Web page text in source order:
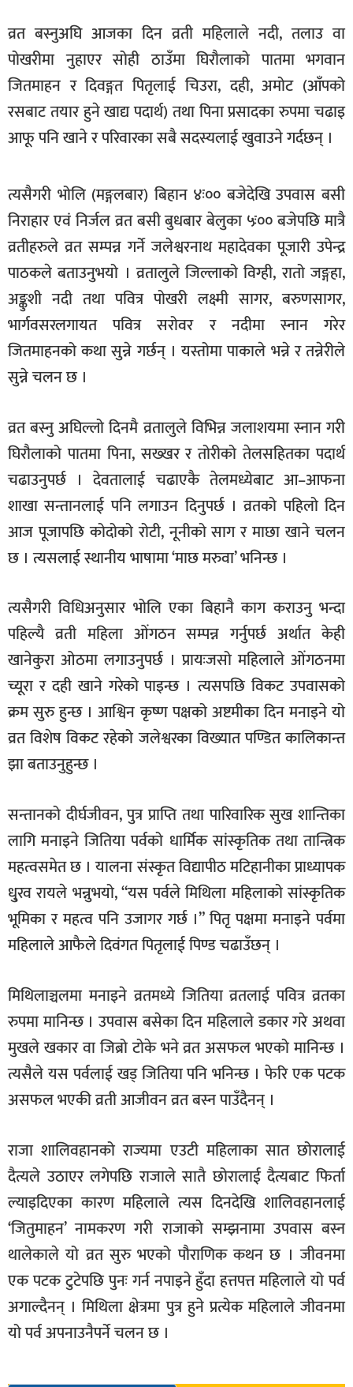
फोटो
भिडियो
शिक्षा
विचार
स्वास्थ्य
व्रत बस्नुअघि आजका दिन व्रती महिलाले नदी, तलाउ वा
पोखरीमा नुहाएर सोही ठाउँमा घिरौलाको पातमा भगवान
जितमाहन र दिवङ्गत पितृलाई चिउरा, दही, अमोट (आँपको
रसबाट तयार हुने खाद्य पदार्थ) तथा पिना प्रसादका रुपमा चढाइ
आफू पनि खाने र परिवारका सबै सदस्यलाई खुवाउने गर्दछन् ।
त्यसैगरी भोलि (मङ्गलबार) बिहान ४ः०० बजेदेखि उपवास बसी
निराहार एवं निर्जल व्रत बसी बुधबार बेलुका ५ः०० बजेपछि मात्रै
व्रतीहरुले व्रत सम्पन्न गर्ने जलेश्वरनाथ महादेवका पूजारी उपेन्द्र
पाठकले बताउनुभयो । व्रतालुले जिल्लाको विग्ही, रातो जङ्गहा,
अङ्कुशी नदी तथा पवित्र पोखरी लक्ष्मी सागर, बरुणसागर,
भार्गवसरलगायत पवित्र सरोवर र नदीमा स्नान गरेर
जितमाहनको कथा सुन्ने गर्छन् । यस्तोमा पाकाले भन्ने र तन्नेरीले
सुन्ने चलन छ ।
व्रत बस्नु अघिल्लो दिनमै व्रतालुले विभिन्न जलाशयमा स्नान गरी
घिरौलाको पातमा पिना, सख्खर र तोरीको तेलसहितका पदार्थ
चढाउनुपर्छ । देवतालाई चढाएकै तेलमध्येबाट आ–आफना
शाखा सन्तानलाई पनि लगाउन दिनुपर्छ । व्रतको पहिलो दिन
आज पूजापछि कोदोको रोटी, नूनीको साग र माछा खाने चलन
छ । त्यसलाई स्थानीय भाषामा ‘माछ मरुवा’ भनिन्छ ।
त्यसैगरी विधिअनुसार भोलि एका बिहानै काग कराउनु भन्दा
पहिल्यै व्रती महिला ओंगठन सम्पन्न गर्नुपर्छ अर्थात केही
खानेकुरा ओठमा लगाउनुपर्छ । प्रायःजसो महिलाले ओंगठनमा
च्यूरा र दही खाने गरेको पाइन्छ । त्यसपछि विकट उपवासको
क्रम सुरु हुन्छ । आश्विन कृष्ण पक्षको अष्टमीका दिन मनाइने यो
व्रत विशेष विकट रहेको जलेश्वरका विख्यात पण्डित कालिकान्त
झा बताउनुहुन्छ ।
सन्तानको दीर्घजीवन, पुत्र प्राप्ति तथा पारिवारिक सुख शान्तिका
लागि मनाइने जितिया पर्वको धार्मिक सांस्कृतिक तथा तान्त्रिक
महत्वसमेत छ । यालना संस्कृत विद्यापीठ मटिहानीका प्राध्यापक
धु्रव रायले भन्नुभयो, “यस पर्वले मिथिला महिलाको सांस्कृतिक
भूमिका र महत्व पनि उजागर गर्छ ।” पितृ पक्षमा मनाइने पर्वमा
महिलाले आफैले दिवंगत पितृलाई पिण्ड चढाउँछन् ।
मिथिलाञ्चलमा मनाइने व्रतमध्ये जितिया व्रतलाई पवित्र व्रतका
रुपमा मानिन्छ । उपवास बसेका दिन महिलाले डकार गरे अथवा
मुखले खकार वा जिब्रो टोके भने व्रत असफल भएको मानिन्छ ।
त्यसैले यस पर्वलाई खड् जितिया पनि भनिन्छ । फेरि एक पटक
असफल भएकी व्रती आजीवन व्रत बस्न पाउँदैनन् ।
राजा शालिवहानको राज्यमा एउटी महिलाका सात छोरालाई
दैत्यले उठाएर लगेपछि राजाले सातै छोरालाई दैत्यबाट फिर्ता
ल्याइदिएका कारण महिलाले त्यस दिनदेखि शालिवहानलाई
‘जितुमाहन’ नामकरण गरी राजाको सम्झनामा उपवास बस्न
थालेकाले यो व्रत सुरु भएको पौराणिक कथन छ । जीवनमा
एक पटक टुटेपछि पुनः गर्न नपाइने हुँदा हत्तपत्त महिलाले यो पर्व
अगाल्दैनन् । मिथिला क्षेत्रमा पुत्र हुने प्रत्येक महिलाले जीवनमा
यो पर्व अपनाउनैपर्ने चलन छ ।